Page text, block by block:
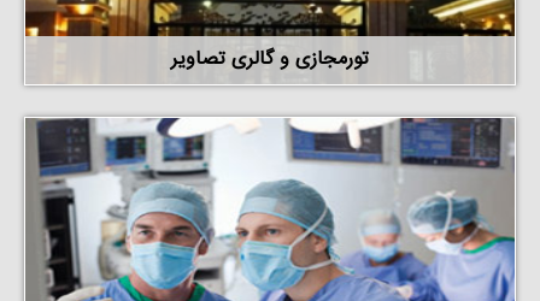
تورمجازی و گالری تصاویر